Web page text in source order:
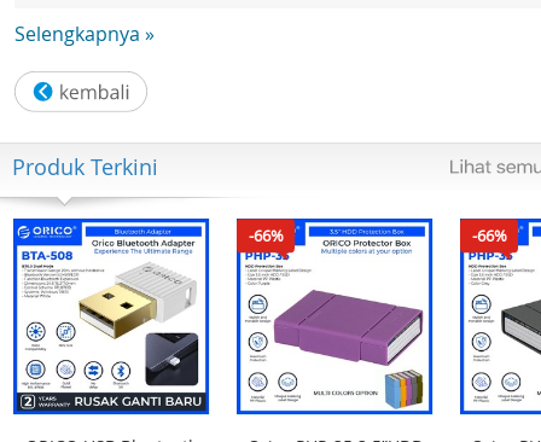
Strap material: Rubber
Calendar: No Calendar
Movement: Quartz
Selengkapnya »
Produk Terkini
-66% -66%